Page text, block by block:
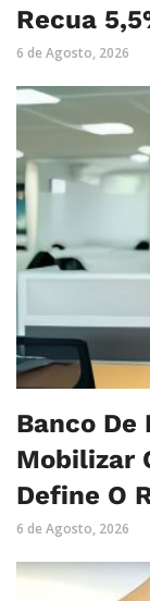
Recua
6 de Agosto, 2026
Banco De
Mobilizar
Define O
6 de Agosto, 2026